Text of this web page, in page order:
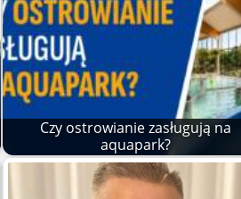
Czy ostrowianie zasługują na
aquapark?